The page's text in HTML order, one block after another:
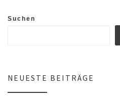
Suchen
NEUESTE BEITRÄGE